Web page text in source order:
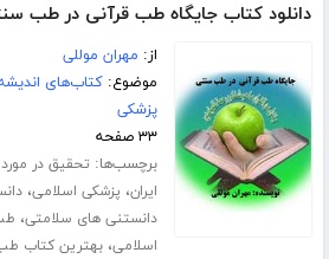
دانلود کتاب جایگاه طب قرآنی در طب
از: مهران موللی
موضوع:کتاب‌های
پزشکی
۳۳ صفحه
برچسب‌ها: تحقیق در
ایران، پزشکی اسلامی،
دانستنی های سلامتی،
اسلامی،بهترین کتاب